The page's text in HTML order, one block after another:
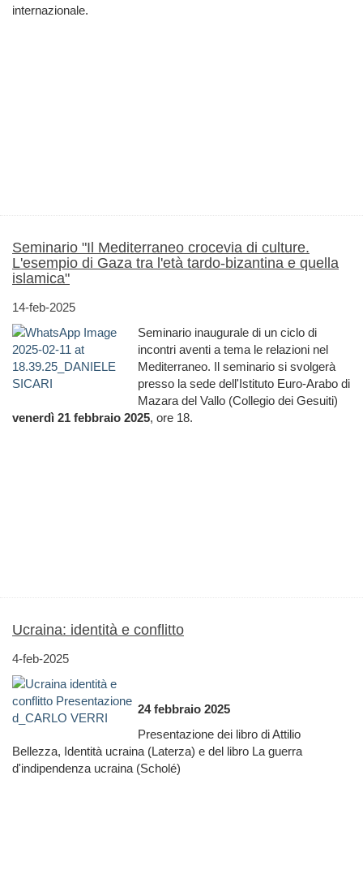
internazionale.
Seminario "Il Mediterraneo crocevia di culture.
L'esempio di Gaza tra l'età tardo-bizantina e quella
islamica"
14-feb-2025
Seminario inaugurale di un ciclo di
incontri aventi a tema le relazioni nel
Mediterraneo. Il seminario si svolgerà
presso la sede dell'Istituto Euro-Arabo di
Mazara del Vallo (Collegio dei Gesuiti)
venerdì 21 febbraio 2025, ore 18.
Ucraina: identità e conflitto
4-feb-2025
24 febbraio 2025
Presentazione dei libro di Attilio
Bellezza, Identità ucraina (Laterza) e del libro La guerra
d'indipendenza ucraina (Scholé)